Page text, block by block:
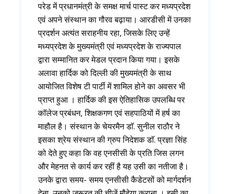
परेड में प्रधानमंत्री के समक्ष मार्च पास्ट कर मध्यप्रदेश
एवं अपने संस्थान का गौरव बढ़ाया। आरडीसी में उनका
प्रदर्शन अत्यंत सराहनीय रहा, जिसके लिए उन्हें
मध्यप्रदेश के मुख्यमंत्री एवं मध्यप्रदेश के राज्यपाल
द्वारा सम्मानित कर मेडल प्रदान किया गया। इसके
अलावा हार्दिक को दिल्ली की मुख्यमंत्री के साथ
आयोजित विशेष टी पार्टी में शामिल होने का अवसर भी
प्राप्त हुआ । हार्दिक की इस ऐतिहासिक उपलब्धि पर
कॉलेज प्रबंधन, शिक्षकगण एवं सहपाठियों में हर्ष का
माहौल है। संस्थान के चेयरमैन डाॅ. सुनील राठौर ने
इसका श्रेय संस्थान की ग्रुप निदेशक डाॅ. प्रज्ञा सिंह
को देते हुए कहा कि वह एनसीसी के प्रति जिस लगन
और मेहनत से कार्य कर रहीं है यह उसी का नतीजा है।
उनके द्वारा समय- समय एनसीसी कैडेटसों को मार्गदर्शन